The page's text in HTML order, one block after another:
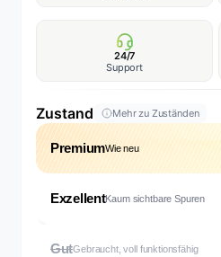
24/7
Support
Zustand Mehr zu Zuständen
PremiumWie neu
ExzellentKaum sichtbare Spuren
GutGebraucht, voll funktionsfähig